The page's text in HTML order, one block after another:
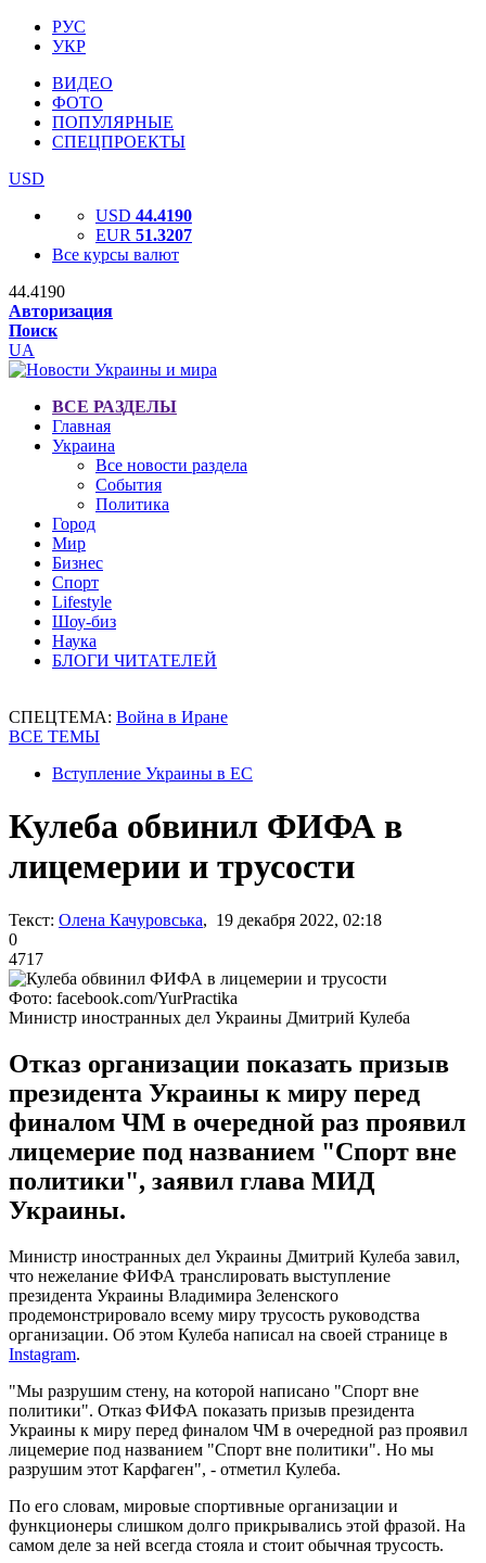
РУС
УКР
ВИДЕО
ФОТО
ПОПУЛЯРНЫЕ
СПЕЦПРОЕКТЫ
USD
USD 44.4190
EUR 51.3207
Все курсы валют
44.4190
Авторизация
Поиск
UA
ВСЕ РАЗДЕЛЫ
Главная
Украина
Все новости раздела
События
Политика
Город
Мир
Бизнес
Спорт
Lifestyle
Шоу-биз
Наука
БЛОГИ ЧИТАТЕЛЕЙ
СПЕЦТЕМА: Война в Иране
ВСЕ ТЕМЫ
Вступление Украины в ЕС
Кулеба обвинил ФИФА в
лицемерии и трусости
Текст: Олена Качуровська, 19 декабря 2022, 02:18
0
4717
Фото: facebook.com/YurPractika
Министр иностранных дел Украины Дмитрий Кулеба
Отказ организации показать призыв
президента Украины к миру перед
финалом ЧМ в очередной раз проявил
лицемерие под названием "Спорт вне
политики", заявил глава МИД
Украины.
Министр иностранных дел Украины Дмитрий Кулеба завил,
что нежелание ФИФА транслировать выступление
президента Украины Владимира Зеленского
продемонстрировало всему миру трусость руководства
организации. Об этом Кулеба написал на своей странице в
Instagram.
"Мы разрушим стену, на которой написано "Спорт вне
политики". Отказ ФИФА показать призыв президента
Украины к миру перед финалом ЧМ в очередной раз проявил
лицемерие под названием "Спорт вне политики". Но мы
разрушим этот Карфаген", - отметил Кулеба.
По его словам, мировые спортивные организации и
функционеры слишком долго прикрывались этой фразой. На
самом деле за ней всегда стояла и стоит обычная трусость.